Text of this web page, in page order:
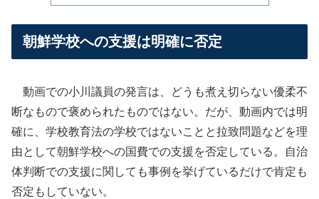
朝鮮学校への支援は明確に否定
動画での小川議員の発言は、どうも煮え切らない優柔不
断なもので褒められたものではない。だが、動画内では明
確に、学校教育法の学校ではないことと拉致問題などを理
由として朝鮮学校への国費での支援を否定している。自治
体判断での支援に関しても事例を挙げているだけで肯定も
否定もしていない。